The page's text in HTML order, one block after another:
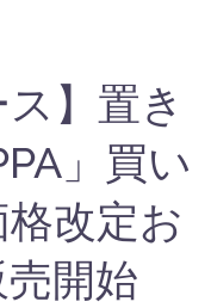
】置き
」買い
改定お
開始